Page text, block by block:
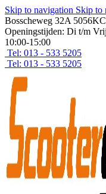
Skip to navigation Skip to
Bosscheweg 32A
Openingstijden: Di t/m
10:00-15:00
Tel: 013 - 533 5205
Tel: 013 - 533 5205